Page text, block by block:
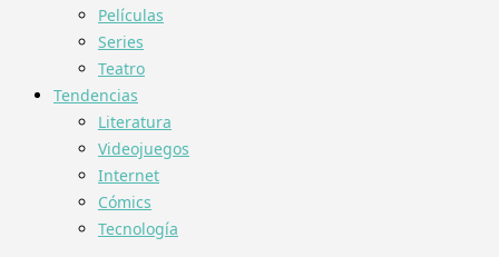
Películas
Series
Teatro
Tendencias
Literatura
Videojuegos
Internet
Cómics
Tecnología